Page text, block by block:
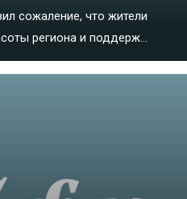
сожаление, что жители
региона и поддерж...